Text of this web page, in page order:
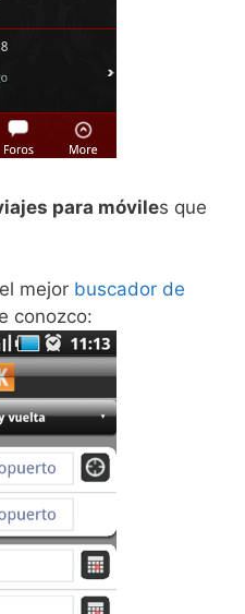
para móviles que
mejor buscador de
conozco: